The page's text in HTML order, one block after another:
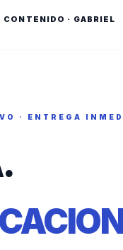
· GABRIEL
· ENTREGA